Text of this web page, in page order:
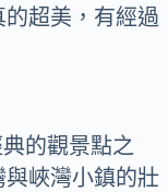
超美，有經過
的觀景點之
峽灣小鎮的壯